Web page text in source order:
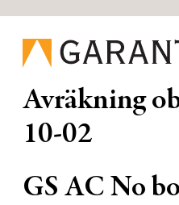
Avräkning
10-02
GS AC No